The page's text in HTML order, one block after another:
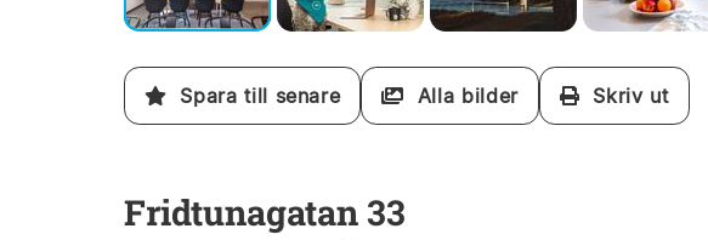
Spara till senare Alla bilder Skriv ut
Fridtunagatan 33